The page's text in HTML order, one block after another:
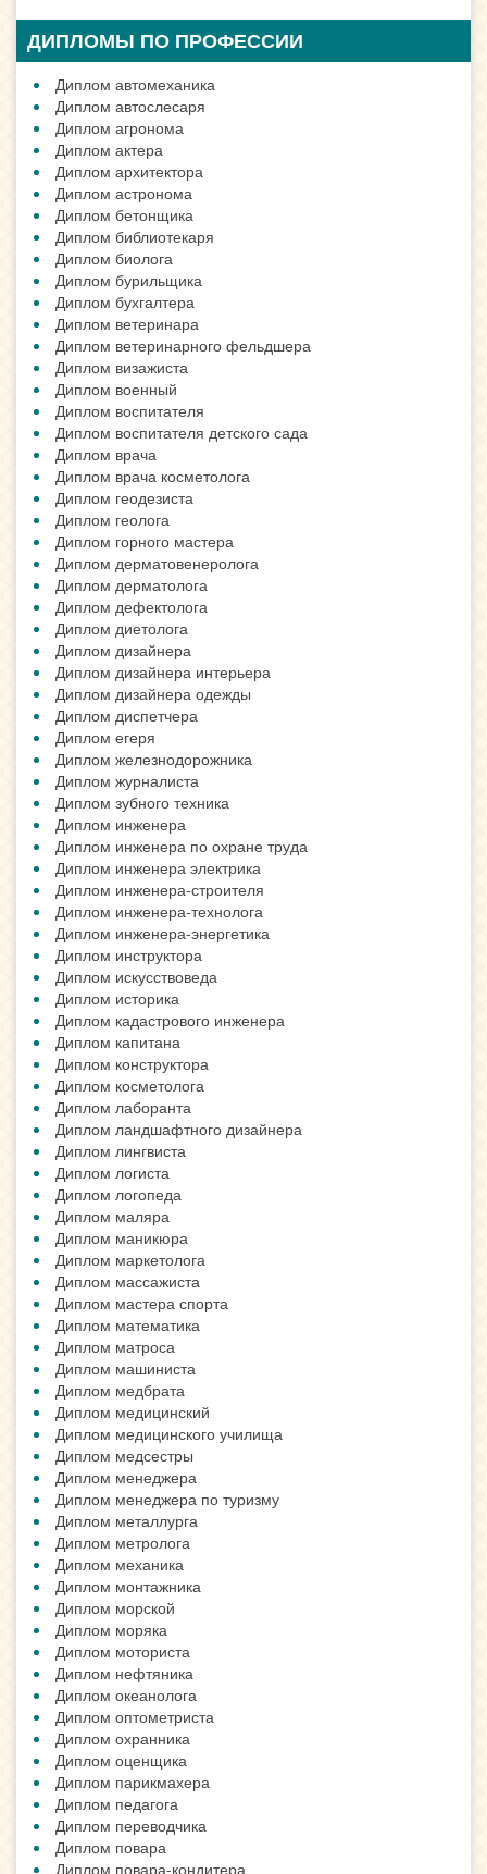
ДИПЛОМЫ ПО ПРОФЕССИИ
Диплом автомеханика
Диплом автослесаря
Диплом агронома
Диплом актера
Диплом архитектора
Диплом астронома
Диплом бетонщика
Диплом библиотекаря
Диплом биолога
Диплом бурильщика
Диплом бухгалтера
Диплом ветеринара
Диплом ветеринарного фельдшера
Диплом визажиста
Диплом военный
Диплом воспитателя
Диплом воспитателя детского сада
Диплом врача
Диплом врача косметолога
Диплом геодезиста
Диплом геолога
Диплом горного мастера
Диплом дерматовенеролога
Диплом дерматолога
Диплом дефектолога
Диплом диетолога
Диплом дизайнера
Диплом дизайнера интерьера
Диплом дизайнера одежды
Диплом диспетчера
Диплом егеря
Диплом железнодорожника
Диплом журналиста
Диплом зубного техника
Диплом инженера
Диплом инженера по охране труда
Диплом инженера электрика
Диплом инженера-строителя
Диплом инженера-технолога
Диплом инженера-энергетика
Диплом инструктора
Диплом искусствоведа
Диплом историка
Диплом кадастрового инженера
Диплом капитана
Диплом конструктора
Диплом косметолога
Диплом лаборанта
Диплом ландшафтного дизайнера
Диплом лингвиста
Диплом логиста
Диплом логопеда
Диплом маляра
Диплом маникюра
Диплом маркетолога
Диплом массажиста
Диплом мастера спорта
Диплом математика
Диплом матроса
Диплом машиниста
Диплом медбрата
Диплом медицинский
Диплом медицинского училища
Диплом медсестры
Диплом менеджера
Диплом менеджера по туризму
Диплом металлурга
Диплом метролога
Диплом механика
Диплом монтажника
Диплом морской
Диплом моряка
Диплом моториста
Диплом нефтяника
Диплом океанолога
Диплом оптометриста
Диплом охранника
Диплом оценщика
Диплом парикмахера
Диплом педагога
Диплом переводчика
Диплом повара
Диплом повара-кондитера